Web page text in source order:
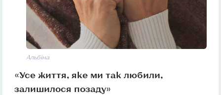
Альбіна
«Усе життя, яке ми так любили,
залишилося позаду»